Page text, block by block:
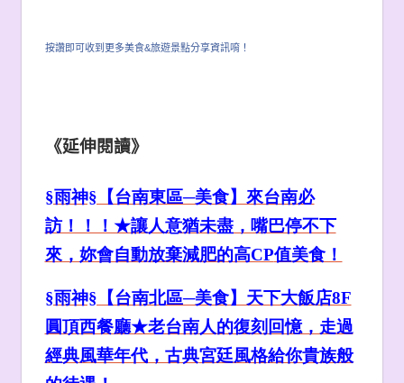
按讚即可收到更多美食&旅遊景點分享資訊唷！
《延伸閱讀》
§雨神§【台南東區─美食】來台南必
訪！！！★讓人意猶未盡，嘴巴停不下
來，妳會自動放棄減肥的高CP值美食！
§雨神§【台南北區─美食】天下大飯店8F
圓頂西餐廳★老台南人的復刻回憶，走過
經典風華年代，古典宮廷風格給你貴族般